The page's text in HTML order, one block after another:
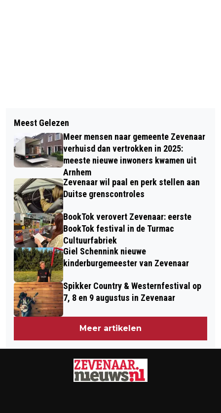
ZEVENAARSE DERBY TUSSEN
BABBERICH EN GELDERS EILAND
EINDIGT IN 1-1
JACHTHOORNBLAZERS DE KEILERS
OPENEN ZEVENAARSE WILDAVONDEN
Meest Gelezen
Meer mensen naar gemeente Zevenaar
verhuisd dan vertrokken in 2025:
meeste nieuwe inwoners kwamen uit
Arnhem
Zevenaar wil paal en perk stellen aan
Duitse grenscontroles
BookTok verovert Zevenaar: eerste
BookTok festival in de Turmac
Cultuurfabriek
Giel Schennink nieuwe
kinderburgemeester van Zevenaar
Spikker Country & Westernfestival op
7, 8 en 9 augustus in Zevenaar
Meer artikelen